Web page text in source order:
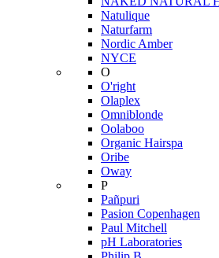
Natulique
Naturfarm
Nordic Amber
NYCE
O
O'right
Olaplex
Omniblonde
Oolaboo
Organic Hairspa
Oribe
Oway
P
Pañpuri
Pasion Copenhagen
Paul Mitchell
pH Laboratories